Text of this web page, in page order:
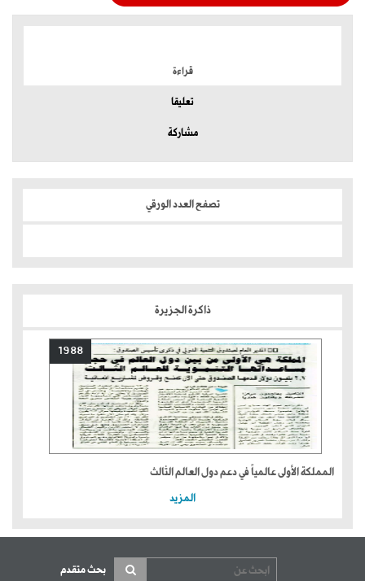
قراءة
تعليقا
مشاركة
تصفح العدد الورقي
ذاكرة الجزيرة
1988
المملكة الأولى عالمياً في دعم دول العالم الثالث
المزيد
بحث متقدم